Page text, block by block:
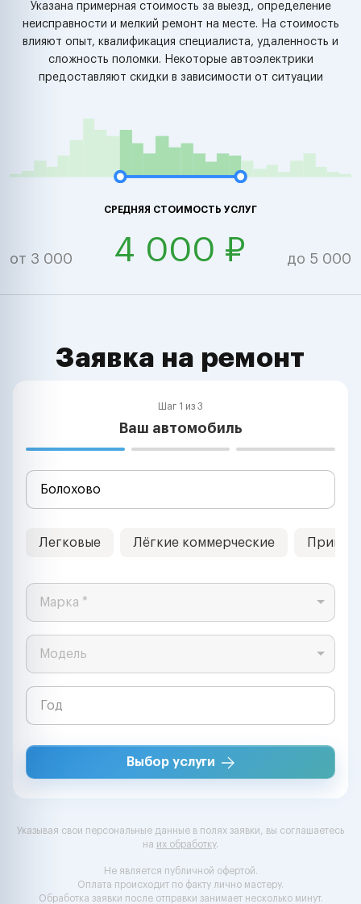
Указана примерная стоимость за выезд, определение
неисправности и мелкий ремонт на месте. На стоимость
влияют опыт, квалификация специалиста, удаленность и
сложность поломки. Некоторые автоэлектрики
предоставляют скидки в зависимости от ситуации
СРЕДНЯЯ СТОИМОСТЬ УСЛУГ
от 3 000 4 000 ₽ до 5 000
Заявка на ремонт
Шаг 1 из 3
Ваш автомобиль
Легковые Лёгкие коммерческие
Марка *
Модель
Выбор услуги
Указывая свои персональные данные в полях заявки, вы соглашаетесь
на их обработку.
Не является публичной офертой.
Оплата происходит по факту лично мастеру.
Обработка заявки после отправки занимает несколько минут.